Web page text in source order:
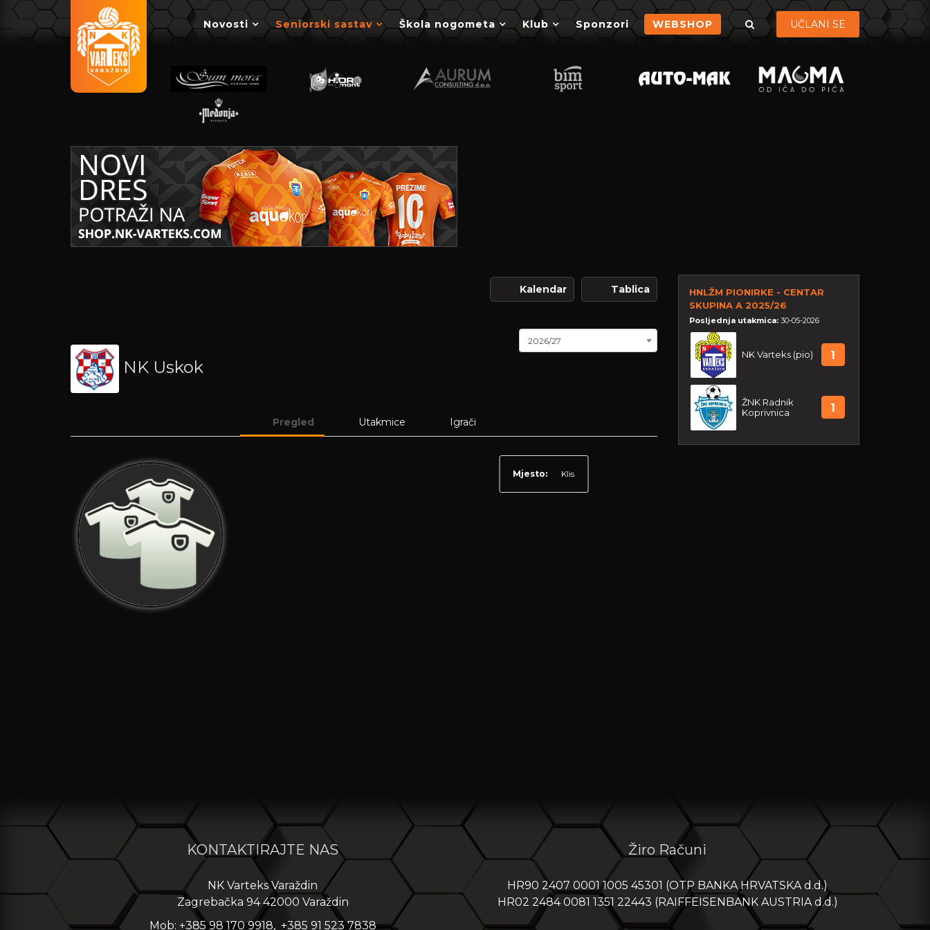
Novosti Seniorski sastav Škola nogometa Klub Sponzori WEBSHOP UČLANI SE
Kalendar Tablica
2026/27
NK Uskok
Pregled Utakmice Igrači
Mjesto: Klis
HNLŽM PIONIRKE - CENTAR
SKUPINA A 2025/26
Posljednja utakmica: 30-05-2026
NK Varteks (pio) 1
ŽNK Radnik
Koprivnica
1
KONTAKTIRAJTE NAS
NK Varteks Varaždin
Zagrebačka 94 42000 Varaždin
Mob: +385 98 170 9918, +385 91 523 7838
Žiro Računi
HR90 2407 0001 1005 45301 (OTP BANKA HRVATSKA d.d.)
HR02 2484 0081 1351 22443 (RAIFFEISENBANK AUSTRIA d.d.)